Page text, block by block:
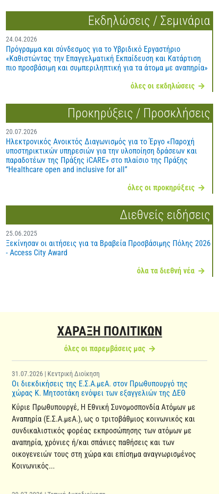
Εκδηλώσεις / Σεμινάρια
24.04.2026
Πρόγραμμα και σύνδεσμος για το Υβριδικό Εργαστήριο
«Καθιστώντας την Επαγγελματική Εκπαίδευση και Κατάρτιση
πιο προσβάσιμη και συμπεριληπτική για τα άτομα με αναπηρία»
όλες οι εκδηλώσεις
Προκηρύξεις / Προσκλήσεις
20.07.2026
Ηλεκτρονικός Ανοικτός Διαγωνισμός για το Έργο «Παροχή
υποστηρικτικών υπηρεσιών για την υλοποίηση δράσεων και
παραδοτέων της Πράξης iCARE» στο πλαίσιο της Πράξης
“Healthcare open and inclusive for all”
όλες οι προκηρύξεις
Διεθνείς ειδήσεις
25.06.2025
Ξεκίνησαν οι αιτήσεις για τα Βραβεία Προσβάσιμης Πόλης 2026
- Access City Award
όλα τα διεθνή νέα
ΧΑΡΑΞΗ ΠΟΛΙΤΙΚΩΝ
όλες οι παρεμβάσεις μας
31.07.2026 | Κεντρική Διοίκηση
Οι διεκδικήσεις της Ε.Σ.Α.μεΑ. στον Πρωθυπουργό της
χώρας Κ. Μητσοτάκη ενόψει των εξαγγελιών της ΔΕΘ
Κύριε Πρωθυπουργέ, Η Εθνική Συνομοσπονδία Ατόμων με
Αναπηρία (Ε.Σ.Α.μεΑ.), ως ο τριτοβάθμιος κοινωνικός και
συνδικαλιστικός φορέας εκπροσώπησης των ατόμων με
αναπηρία, χρόνιες ή/και σπάνιες παθήσεις και των
οικογενειών τους στη χώρα και επίσημα αναγνωρισμένος
Κοινωνικός...